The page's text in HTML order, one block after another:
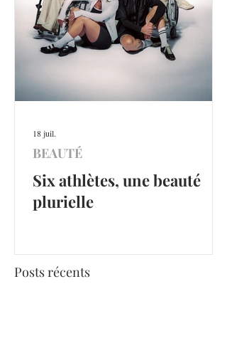
Six athlètes, une beauté
plurielle
BEAUTÉ
18 juil.
Posts récents